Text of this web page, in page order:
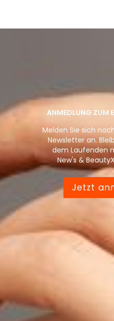
ANMEDLUNG ZUM
Melden Sie sich
Newsletter an.
dem Laufenden
New's &
Jetzt